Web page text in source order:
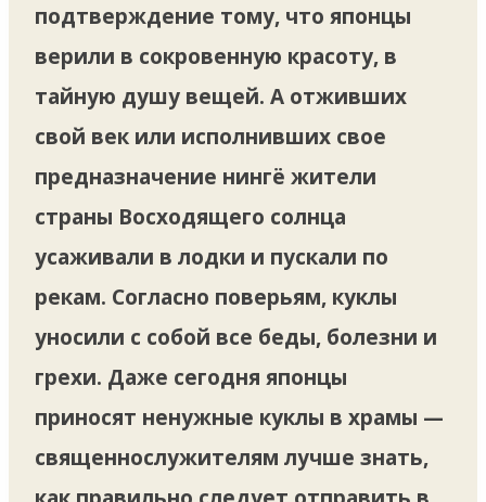
подтверждение тому, что японцы
верили в сокровенную красоту, в
тайную душу вещей. А отживших
свой век или исполнивших свое
предназначение нингё жители
страны Восходящего солнца
усаживали в лодки и пускали по
рекам. Согласно поверьям, куклы
уносили с собой все беды, болезни и
грехи. Даже сегодня японцы
приносят ненужные куклы в храмы —
священнослужителям лучше знать,